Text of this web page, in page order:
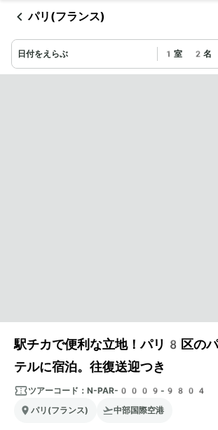
パリ(フランス)
日付をえらぶ 1室 2名
駅チカで便利な立地！パリ8区の
テルに宿泊。往復送迎つき
ツアーコード： N-PAR-0009-9804
パリ(フランス)
中部国際空港